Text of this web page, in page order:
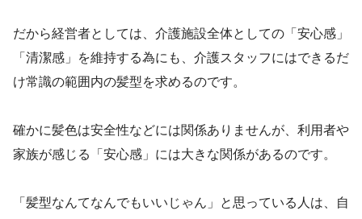
だから経営者としては、介護施設全体としての「安心感」
「清潔感」を維持する為にも、介護スタッフにはできるだ
け常識の範囲内の髪型を求めるのです。
確かに髪色は安全性などには関係ありませんが、利用者や
家族が感じる「安心感」には大きな関係があるのです。
「髪型なんてなんでもいいじゃん」と思っている人は、自